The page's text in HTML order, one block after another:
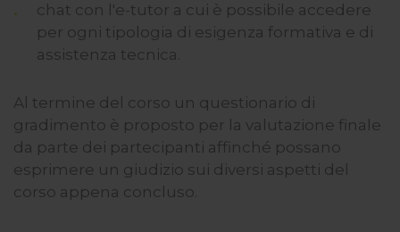
chat con l'e-tutor a cui è possibile accedere
per ogni tipologia di esigenza formativa e di
assistenza tecnica.
Al termine del corso un questionario di
gradimento è proposto per la valutazione finale
da parte dei partecipanti affinché possano
esprimere un giudizio sui diversi aspetti del
corso appena concluso.